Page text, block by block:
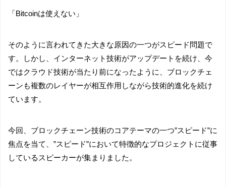
「Bitcoinは使えない」
そのように言われてきた大きな原因の一つがスピード問題で
す。しかし、インターネット技術がアップデートを続け、今
ではクラウド技術が当たり前になったように、ブロックチェ
ーンも複数のレイヤーが相互作用しながら技術的進化を続け
ています。
今回、ブロックチェーン技術のコアテーマの一つ”スピード”に
焦点を当て、”スピード”において特徴的なプロジェクトに従事
しているスピーカーが集まりました。